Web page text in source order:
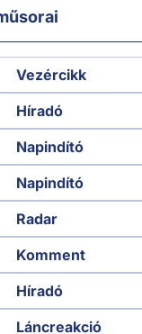
Vezércikk
Híradó
Napindító
Napindító
Radar
Komment
Híradó
Láncreakció